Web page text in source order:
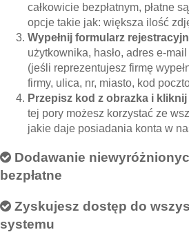
całkowicie bezpłatnym, płatne
opcje takie jak: większa ilość
Wypełnij formularz
użytkownika, hasło, adres e-
(jeśli reprezentujesz firmę
firmy, ulica, nr, miasto, kod
Przepisz kod z obrazka i
tej pory możesz korzystać ze
jakie daje posiadania konta w
Dodawanie
bezpłatne
Zyskujesz dostęp do
systemu